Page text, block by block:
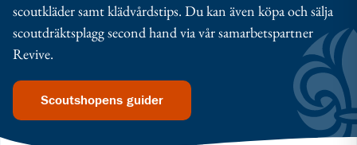
scoutkläder samt klädvårdstips. Du kan även köpa och sälja
scoutdräktsplagg second hand via vår samarbetspartner
Revive.
Scoutshopens guider